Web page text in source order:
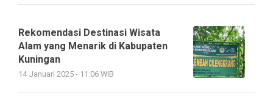
Rekomendasi Destinasi Wisata
Alam yang Menarik di Kabupaten
Kuningan
14 Januari 2025 - 11:06 WIB